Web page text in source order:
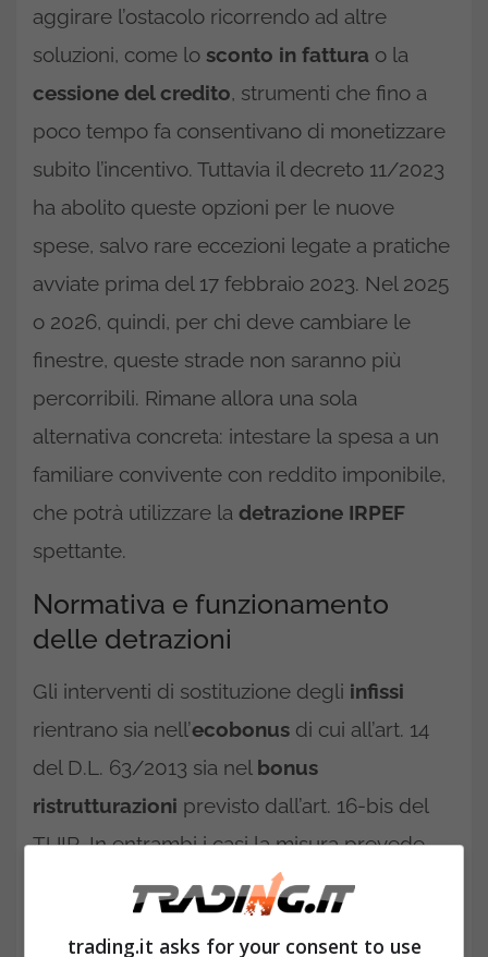
aggirare l’ostacolo ricorrendo ad altre
soluzioni, come lo sconto in fattura o la
cessione del credito, strumenti che fino a
poco tempo fa consentivano di monetizzare
subito l’incentivo. Tuttavia il decreto 11/2023
ha abolito queste opzioni per le nuove
spese, salvo rare eccezioni legate a pratiche
avviate prima del 17 febbraio 2023. Nel 2025
o 2026, quindi, per chi deve cambiare le
finestre, queste strade non saranno più
percorribili. Rimane allora una sola
alternativa concreta: intestare la spesa a un
familiare convivente con reddito imponibile,
che potrà utilizzare la detrazione IRPEF
spettante.
Normativa e funzionamento
delle detrazioni
Gli interventi di sostituzione degli infissi
rientrano sia nell’ecobonus di cui all’art. 14
del D.L. 63/2013 sia nel bonus
ristrutturazioni previsto dall’art. 16-bis del
TUIR. In entrambi i casi la misura prevede
detrazione IRPEF del 50% delle spese
sostenute fino al 31 dicembre 2024, che dal
trading.it asks for your consent to use